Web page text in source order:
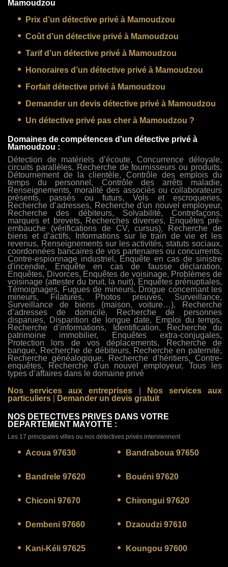
Mamoudzou
Prix d’un détective privé à Mamoudzou
Coût d’un détective privé à Mamoudzou
Tarif d’un détective privé à Mamoudzou
Honoraires d’un détective privé à Mamoudzou
Forfait détective privé à Mamoudzou
Demander un devis détective privé à Mamoudzou
Un détective privé pas cher à Mamoudzou ?
Domaines de compétences d'un détective privé à
Mamoudzou :
Détection de matériels d’écoute, Concurrence déloyale,
circuits parallèles, Recherche de fournisseurs ou produits,
Détournement de la clientèle, Contrôle des emplois du
temps du personnel, Contrôle des arrêts maladie,
Renseignements, moralité des associés ou collaborateurs
présents, passés ou futurs, Vols et escroqueries,
Recherche d’adresses, Recherche d'un nouvel employeur,
Recherche des débiteurs, Solvabilité, Contrefaçons,
marques et brevets, Recherches diverses, Enquêtes pré-
embauche (vérifications de CV, cursus), Recherche de
biens et d’actifs, Informations sur le train de vie et les
revenus, Renseignements sur les activités, statuts sociaux,
coordonnées bancaires de vos partenaires ou concurrents,
Contre-espionnage industriel, Enquête en cas de sinistre
d'incendie, Enquête en cas de fausse déclaration,
Enquêtes, Divorces, Enquêtes de voisinage, Problèmes de
voisinage (attester du bruit, la nuit), Enquêtes prénuptiales,
Témoignages, Fugues de mineurs, Drogue concernant les
mineurs, Filatures, Photos preuves, Surveillance,
Surveillance de biens (maison, voiture…), Recherche
d’adresses de domicile, Recherche de personnes
disparues, Disparition de longue date, Emploi du temps,
Recherche d’informations, Identification, Recherche du
patrimoine immobilier, Enquêtes extra-conjugales,
Protection lors de vos déplacements, Recherche de
banque, Recherche de débiteurs, Recherche en paternité,
Recherche généalogique, Recherche d’héritiers, Contre-
enquêtes, Recherche d'un nouvel employeur, Tous les
types d’affaires dans le domaine privé
Nos services aux entreprises
Nos services aux
particuliers
Demander un devis gratuit
NOS DETECTIVES PRIVES DANS VOTRE
DEPARTEMENT MAYOTTE :
Les 17 principales villes ou nos détectives privés interviennent
Acoua 97630 Bandraboua 97650
Bandrele 97620 Bouéni 97620
Chiconi 97670 Chirongui 97620
Dembeni 97660 Dzaoudzi 97610
Kani-Kéli 97625 Koungou 97600